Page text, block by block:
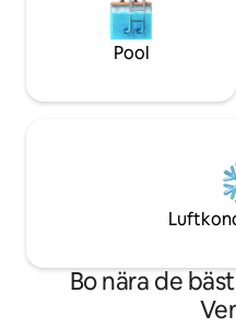
Pool
Bo nära de